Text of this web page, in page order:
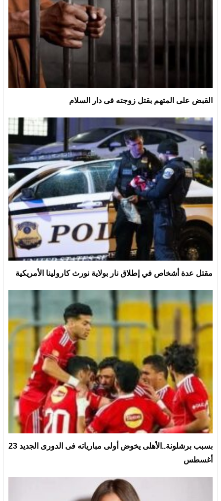
القبض على المتهم بقتل زوجته فى دار السلام
مقتل عدة أشخاص في إطلاق نار بولاية نورث كارولينا الأمريكية
بسبب برشلونة..الأهلى يخوض أولى مبارياته فى الدورى الجديد 23
أغسطس